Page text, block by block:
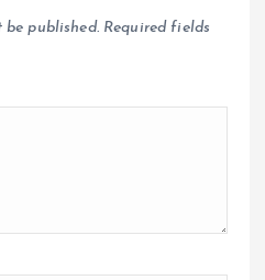
be published. Required fields